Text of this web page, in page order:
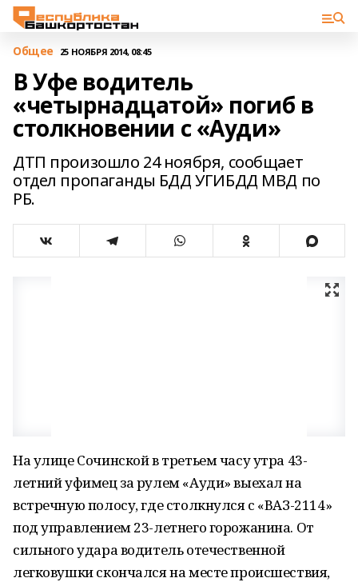
Общее 25 НОЯБРЯ 2014, 08:45
В Уфе водитель
«четырнадцатой» погиб в
столкновении с «Ауди»
ДТП произошло 24 ноября, сообщает
отдел пропаганды БДД УГИБДД МВД по
РБ.
На улице Сочинской в третьем часу утра 43-
летний уфимец за рулем «Ауди» выехал на
встречную полосу, где столкнулся с «ВАЗ-2114»
под управлением 23-летнего горожанина. От
сильного удара водитель отечественной
легковушки скончался на месте происшествия,